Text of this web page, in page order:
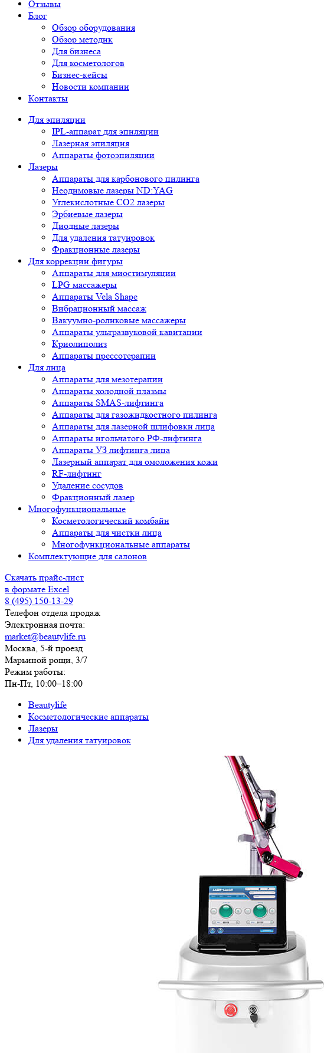
Отзывы
Блог
Обзор оборудования
Обзор методик
Для бизнеса
Для косметологов
Бизнес-кейсы
Новости компании
Контакты
Для эпиляции
IPL-аппарат для эпиляции
Лазерная эпиляция
Аппараты фотоэпиляции
Лазеры
Аппараты для карбонового пилинга
Неодимовые лазеры ND:YAG
Углекислотные СО2 лазеры
Эрбиевые лазеры
Диодные лазеры
Для удаления татуировок
Фракционные лазеры
Для коррекции фигуры
Аппараты для миостимуляции
LPG массажеры
Аппараты Vela Shape
Вибрационный массаж
Вакуумно-роликовые массажеры
Аппараты ультразвуковой кавитации
Криолиполиз
Аппараты прессотерапии
Для лица
Аппараты для мезотерапии
Аппараты холодной плазмы
Аппараты SMAS-лифтинга
Аппараты для газожидкостного пилинга
Аппараты для лазерной шлифовки лица
Аппараты игольчатого РФ-лифтинга
Аппараты УЗ лифтинга лица
Лазерный аппарат для омоложения кожи
RF-лифтинг
Удаление сосудов
Фракционный лазер
Многофункциональные
Косметологический комбайн
Аппараты для чистки лица
Многофункциональные аппараты
Комплектующие для салонов
Скачать прайс-лист
в формате Excel
8 (495) 150-13-29
Телефон отдела продаж
Электронная почта:
market@beautylife.ru
Москва, 5-й проезд
Марьиной рощи, 3/7
Режим работы:
Пн-Пт, 10:00–18:00
Beautylife
Косметологические аппараты
Лазеры
Для удаления татуировок